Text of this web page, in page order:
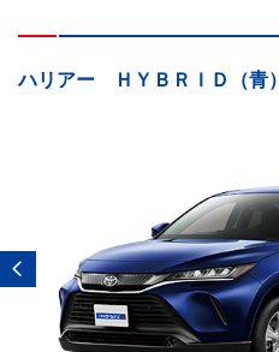
ハリアー ＨＹＢＲＩＤ（青）